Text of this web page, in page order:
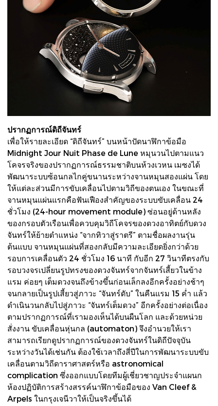
ปรากฏการณ์ดิถีจันทร์
เพื่อให้รายละเอียด “ดิถีจันทร์” บนหน้าปัดนาฬิกาข้อมือ
Midnight Jour Nuit Phase de Lune หมุนวนไปตามแนว
โคจรจริงของปรากฏการณ์ธรรมชาติบนห้วงเวหน เมซงได้
พัฒนาระบบซ้อนกลไกคู่ขนานระหว่างจานหมุนสองแผ่น โดย
ให้แต่ละส่วนมีการขับเคลื่อนไปตามวิถีของตนเอง ในขณะที่
จานหมุนแผ่นแรกคือฟันเฟืองสำคัญของระบบขับเคลื่อน 24
ชั่วโมง (24-hour movement module) ซ่อนอยู่ด้านหลัง
ของกรอบตัวเรือนเพื่อควบคุมวิถีโคจรของดวงอาทิตย์กับดวง
จันทร์ให้ย้ายตำแหน่ง “จากทิวาสู่ราตรี” ตามชื่อผลงานรุ่น
ต้นแบบ จานหมุนแผ่นที่สองกลับมีความละเอียดยิ่งกว่าด้วย
รอบการเคลื่อนตัว 24 ชั่วโมง 16 นาที กับอีก 27 วินาทีตรงกับ
รอบวงจรเปลี่ยนรูปทรงของดวงจันทร์จากจันทร์เสี้ยวในข้าง
แรม ค่อยๆ เต็มดวงจนถึงข้างขึ้นก่อนเล็กลงอีกครั้งอย่างช้าๆ
จนกลายเป็นรูปเสี้ยวสู่ภาวะ “จันทร์ดับ” ในคืนแรม 15 ค่ำ แล้ว
ดำเนินวนกลับไปสู่ภาวะ “จันทร์เต็มดวง” อีกครั้งอย่างต่อเนื่อง
ตามปรากฏการณ์ที่เรามองเห็นได้บนผืนโลก และด้วยหน่วย
สั่งงาน ขับเคลื่อนหุ่นกล (automaton) จึงอำนวยให้เรา
สามารถเรียกดูปรากฏการณ์ของดวงจันทร์ในดิถีปัจจุบัน
ระหว่างวันได้เช่นกัน ต้องใช้เวลาถึงสี่ปีในการพัฒนาระบบขับ
เคลื่อนตามวิถีดาราศาสตร์หรือ astronomical
complication ซึ่งออกแบบโดยทีมผู้เชี่ยวชาญประจำแผนก
ห้องปฏิบัติการสร้างสรรค์นาฬิกาข้อมือของ Van Cleef &
Arpels ในกรุงเจนีวาให้เป็นจริงขึ้นได้